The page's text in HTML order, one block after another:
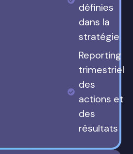
définies
dans la
stratégie
Reporting
trimestriel
des
actions et
des
résultats